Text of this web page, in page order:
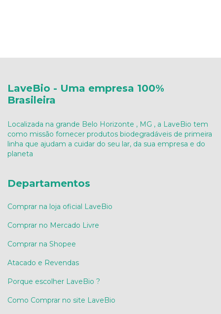
LaveBio - Uma empresa 100%
Brasileira
Localizada na grande Belo Horizonte , MG , a LaveBio tem
como missão fornecer produtos biodegradáveis de primeira
linha que ajudam a cuidar do seu lar, da sua empresa e do
planeta
Departamentos
Comprar na loja oficial LaveBio
Comprar no Mercado Livre
Comprar na Shopee
Atacado e Revendas
Porque escolher LaveBio ?
Como Comprar no site LaveBio